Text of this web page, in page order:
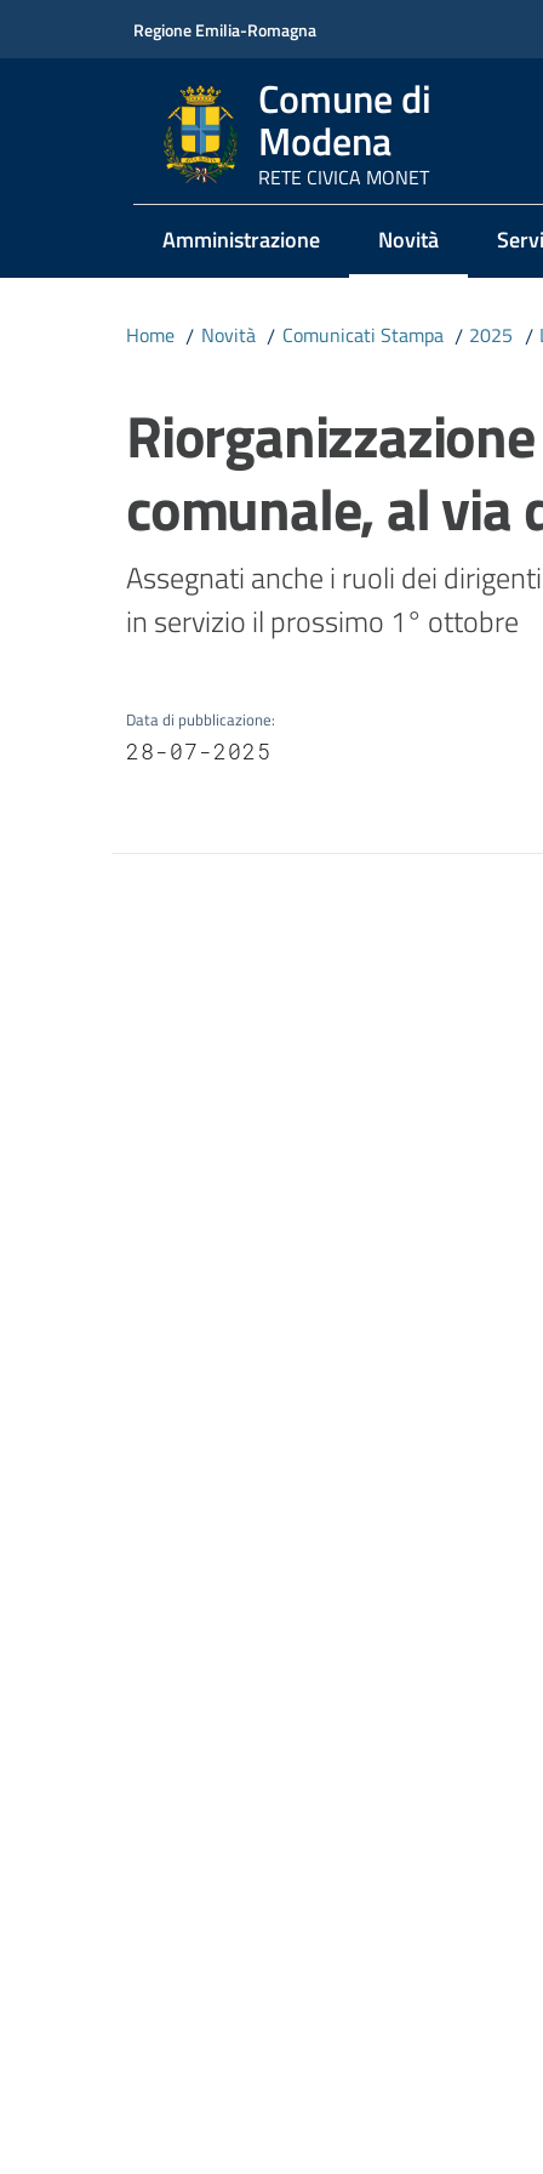
Regione Emilia-Romagna
Comune di
Modena
RETE CIVICA MONET
Amministrazione Novità
Menu selezionato
Home / Novità / Comunicati Stampa / 2025 /
comunale, al via
Assegnati anche i ruoli dei
in servizio il prossimo 1° ottobre
Data di pubblicazione:
28-07-2025